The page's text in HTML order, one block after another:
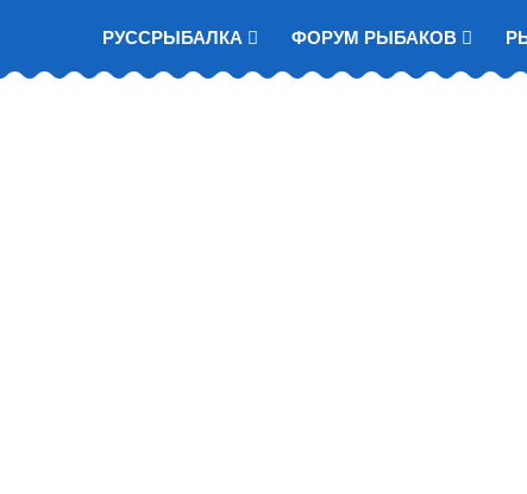
РУССРЫБАЛКА ФОРУМ РЫБАКОВ